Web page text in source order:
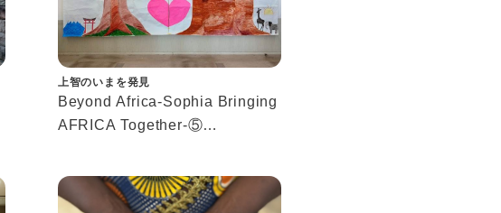
上智のいまを発見
Beyond Africa-Sophia Bringing
AFRICA Together-⑤